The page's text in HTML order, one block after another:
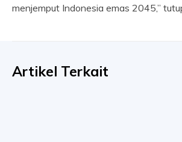
menjemput Indonesia emas 2045,”
Artikel Terkait